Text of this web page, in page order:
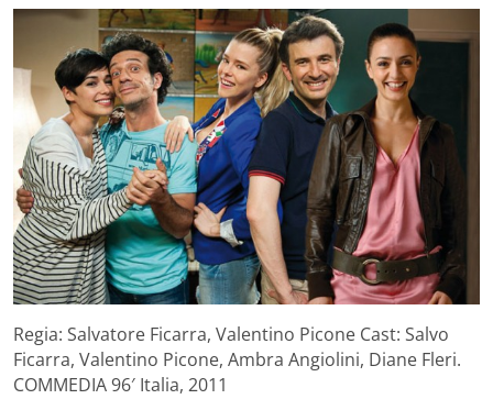
Regia: Salvatore Ficarra, Valentino Picone Cast: Salvo
Ficarra, Valentino Picone, Ambra Angiolini, Diane Fleri.
COMMEDIA 96′ Italia, 2011